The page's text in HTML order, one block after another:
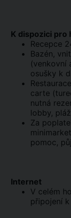
K dispozici pro
Recepce
Bazén,
(venkovní
osušky k
carte
nutná
lobby,
Za
pomoc,
Internet
V celém
připojení